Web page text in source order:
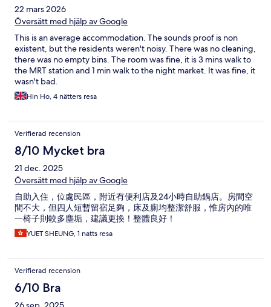
22 mars 2026
Översätt med hjälp av Google
This is an average accommodation. The sounds proof is non
existent, but the residents weren't noisy. There was no cleaning,
there was no empty bins. The room was fine, it is 3 mins walk to
the MRT station and 1 min walk to the night market. It was fine, it
wasn't bad.
Hin Ho, 4 nätters resa
Verifierad recension
8/10 Mycket bra
21 dec. 2025
Översätt med hjälp av Google
自助入住，位處民區，附近有便利店及24小時自助鍋店。房間空
間不大，但四人短暫留宿足夠，床及廁均整潔舒服，惟房內的唯
一椅子則較多塵垢，建議更換！整體良好！
YUET SHEUNG, 1 natts resa
Verifierad recension
6/10 Bra